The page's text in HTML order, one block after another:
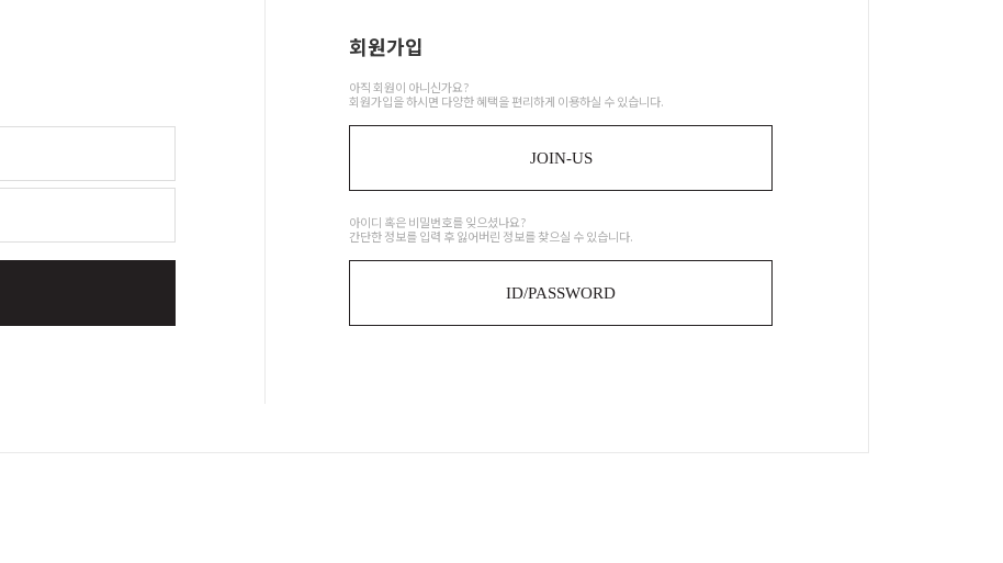
9 킹콩팩 기저귀
회원가입
아직 회원이 아니신가요?
회원가입을 하시면 다양한 혜택을 편리하게 이용하실 수 있습니다.
JOIN-US
아이디 혹은 비밀번호를 잊으셨나요?
간단한 정보를 입력 후 잃어버린 정보를 찾으실 수 있습니다.
ID/PASSWORD